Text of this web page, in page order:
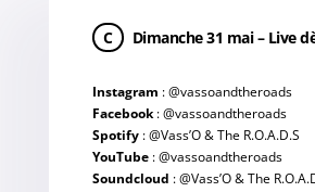
C Dimanche 31 mai – Live
Instagram :@vassoandtheroads
Facebook:@vassoandtheroads
Spotify :@Vass’O & The R.O.A.D.S
YouTube :@vassoandtheroads
Soundcloud :@Vass’O & The